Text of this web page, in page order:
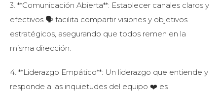
3. **Comunicación Abierta**: Establecer canales claros y
efectivos 🗣️ facilita compartir visiones y objetivos
estratégicos, asegurando que todos remen en la
misma dirección.
4. **Liderazgo Empático**: Un liderazgo que entiende y
responde a las inquietudes del equipo ❤️ es